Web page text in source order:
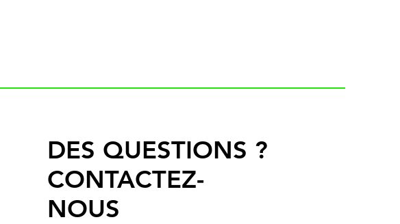
DES QUESTIONS ?
CONTACTEZ-
NOUS